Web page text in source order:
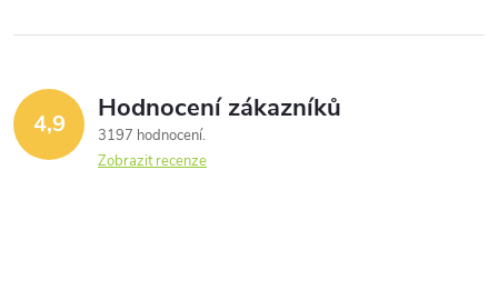
4,9 Hodnocení zákazníků
3197 hodnocení
Zobrazit recenze